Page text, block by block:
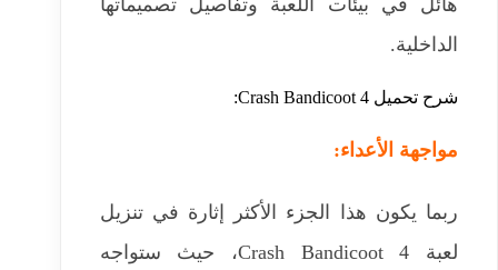
الداخلية.
شرح تحميل Crash Bandicoot 4:
مواجهة الأعداء:
ربما يكون هذا الجزء الأكثر إثارة في تنزيل
لعبة Crash Bandicoot 4، حيث ستواجه